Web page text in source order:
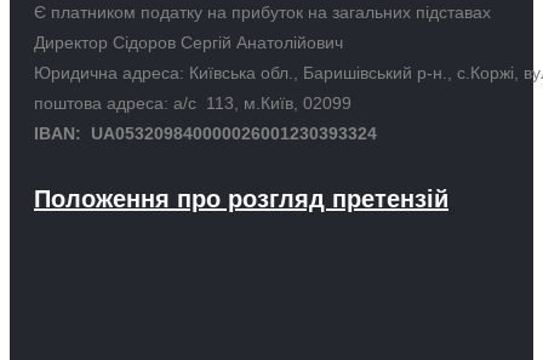
Є платником податку на прибуток на загальних підставах
Директор Сідоров Сергій Анатолійович
Юридична адреса: Київська обл., Баришівський р-н., с.Коржі,
поштова адреса: а/с 113, м.Київ, 02099
IBAN: UA053209840000026001230393324
Положення про розгляд претензій